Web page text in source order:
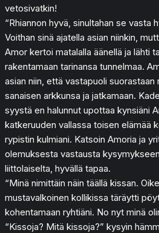
vetosivatkin!
“Rhiannon hyvä, sinultahan se vasta
Voithan sinä ajatella asian niinkin,
Amor kertoi matalalla äänellä ja lähti
rakentamaan tarinansa tunnelmaa.
asian niin, että vastapuoli suorastaan
sanaisen arkkunsa ja jatkamaan.
syystä en halunnut upottaa kynsiäni
katkeruuden vallassa toisen elämää
rypistin kulmiani. Katsoin Amoria ja
olemuksesta vastausta
liittolaiselta, hyvällä tapaa.
“Minä nimittäin näin täällä kissan.
mustavalkoinen kollikissa täräytti
kohentamaan ryhtiäni. No nyt minä
“Kissoja? Mitä kissoja?” kysyin